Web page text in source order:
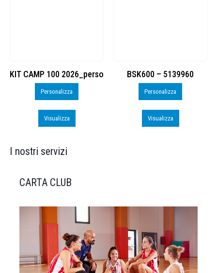
KIT CAMP 100 2026_perso
Personalizza
Visualizza
BSK600 – 5139960
Personalizza
Visualizza
I nostri servizi
CARTA CLUB